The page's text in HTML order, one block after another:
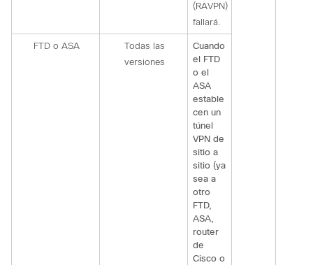
(RAVPN)
fallará.
FTD o ASA
Todas las
versiones
Cuando
el FTD
o el
ASA
estable
cen un
túnel
VPN de
sitio a
sitio (ya
sea a
otro
FTD,
ASA,
router
de
Cisco o